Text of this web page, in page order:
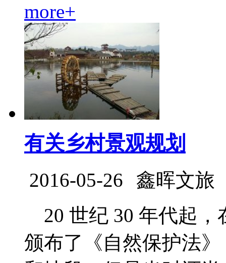
more+
有关乡村景观规划
2016-05-26 鑫晖文旅
20 世纪 30 年代起，
颁布了《自然保护法